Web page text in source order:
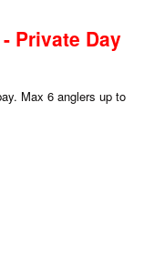
Private Day
Max 6 anglers up to